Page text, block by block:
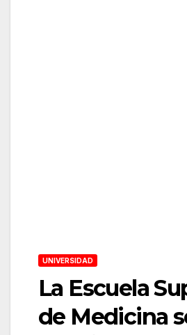
UNIVERSIDAD
La Escuela
de Medicina